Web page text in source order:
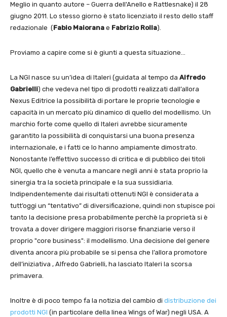
Meglio in quanto autore – Guerra dell'Anello e Rattlesnake) il 28
giugno 2011. Lo stesso giorno è stato licenziato il resto dello staff
redazionale (Fabio Maiorana e Fabrizio Rolla).
Proviamo a capire come si è giunti a questa situazione…
La NGI nasce su un’idea di Italeri (guidata al tempo da Alfredo
Gabrielli) che vedeva nel tipo di prodotti realizzati dall’allora
Nexus Editrice la possibilità di portare le proprie tecnologie e
capacità in un mercato più dinamico di quello del modellismo. Un
marchio forte come quello di Italeri avrebbe sicuramente
garantito la possibilità di conquistarsi una buona presenza
internazionale, e i fatti ce lo hanno ampiamente dimostrato.
Nonostante l’effettivo successo di critica e di pubblico dei titoli
NGI, quello che è venuta a mancare negli anni è stata proprio la
sinergia tra la società principale e la sua sussidiaria.
Indipendentemente dai risultati ottenuti NGI è considerata a
tutt’oggi un “tentativo” di diversificazione, quindi non stupisce poi
tanto la decisione presa probabilmente perchè la proprietà si è
trovata a dover dirigere maggiori risorse finanziarie verso il
proprio "core business": il modellismo. Una decisione del genere
diventa ancora più probabile se si pensa che l’allora promotore
dell’iniziativa , Alfredo Gabrielli, ha lasciato Italeri la scorsa
primavera.
Inoltre è di poco tempo fa la notizia del cambio di distribuzione dei
prodotti NGI (in particolare della linea Wings of War) negli USA. A